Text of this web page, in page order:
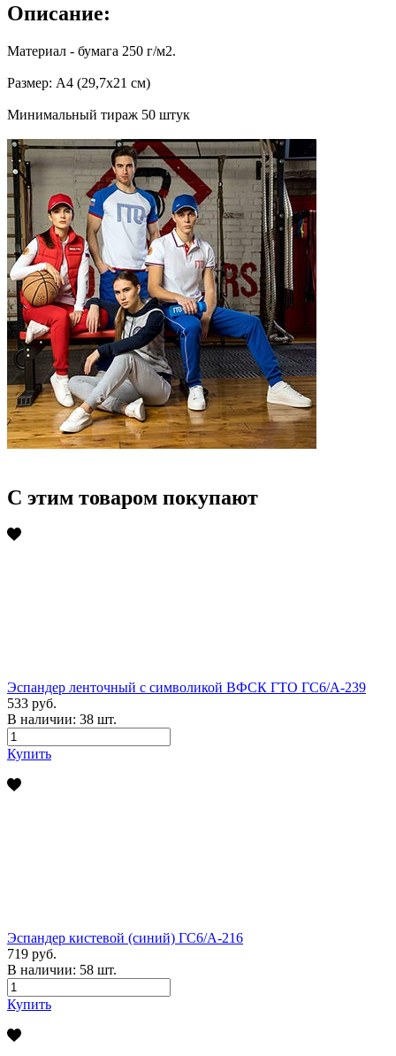
Описание:
Материал - бумага 250 г/м2.
Размер: А4 (29,7х21 см)
Минимальный тираж 50 штук
С этим товаром покупают
Эспандер ленточный с символикой ВФСК ГТО ГС6/А-239
533 руб.
В наличии: 38 шт.
Купить
Эспандер кистевой (синий) ГС6/А-216
719 руб.
В наличии: 58 шт.
Купить